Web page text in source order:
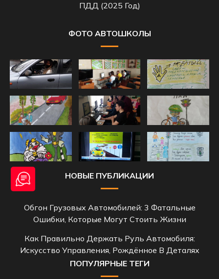
ПДД (2025 Год)
ФОТО АВТОШКОЛЫ
НОВЫЕ ПУБЛИКАЦИИ
Обгон Грузовых Автомобилей: 3 Фатальные
Ошибки, Которые Могут Стоить Жизни
Как Правильно Держать Руль Автомобиля:
Искусство Управления, Рождённое В Деталях
ПОПУЛЯРНЫЕ ТЕГИ